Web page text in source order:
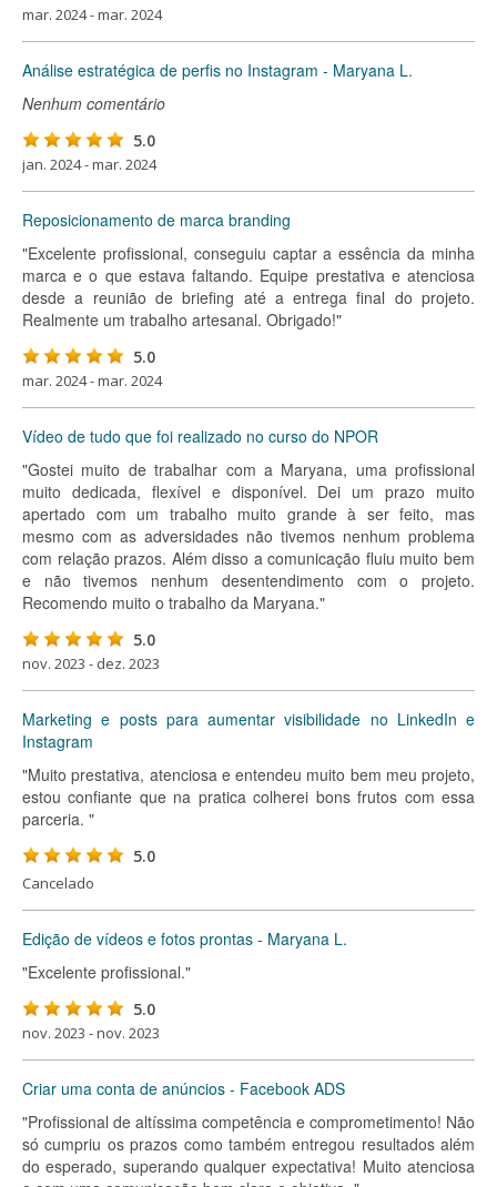
mar. 2024 - mar. 2024
Análise estratégica de perfis no Instagram - Maryana L.
Nenhum comentário
5.0
jan. 2024 - mar. 2024
Reposicionamento de marca branding
"Excelente profissional, conseguiu captar a essência da minha
marca e o que estava faltando. Equipe prestativa e atenciosa
desde a reunião de briefing até a entrega final do projeto.
Realmente um trabalho artesanal. Obrigado!"
5.0
mar. 2024 - mar. 2024
Vídeo de tudo que foi realizado no curso do NPOR
"Gostei muito de trabalhar com a Maryana, uma profissional
muito dedicada, flexível e disponível. Dei um prazo muito
apertado com um trabalho muito grande à ser feito, mas
mesmo com as adversidades não tivemos nenhum problema
com relação prazos. Além disso a comunicação fluiu muito bem
e não tivemos nenhum desentendimento com o projeto.
Recomendo muito o trabalho da Maryana."
5.0
nov. 2023 - dez. 2023
Marketing e posts para aumentar visibilidade no LinkedIn e
Instagram
"Muito prestativa, atenciosa e entendeu muito bem meu projeto,
estou confiante que na pratica colherei bons frutos com essa
parceria. "
5.0
Cancelado
Edição de vídeos e fotos prontas - Maryana L.
"Excelente profissional."
5.0
nov. 2023 - nov. 2023
Criar uma conta de anúncios - Facebook ADS
"Profissional de altíssima competência e comprometimento! Não
só cumpriu os prazos como também entregou resultados além
do esperado, superando qualquer expectativa! Muito atenciosa